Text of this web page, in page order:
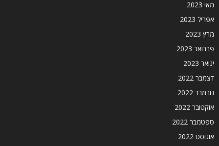
מאי 2023
אפריל 2023
מרץ 2023
פברואר 2023
ינואר 2023
דצמבר 2022
נובמבר 2022
אוקטובר 2022
ספטמבר 2022
אוגוסט 2022